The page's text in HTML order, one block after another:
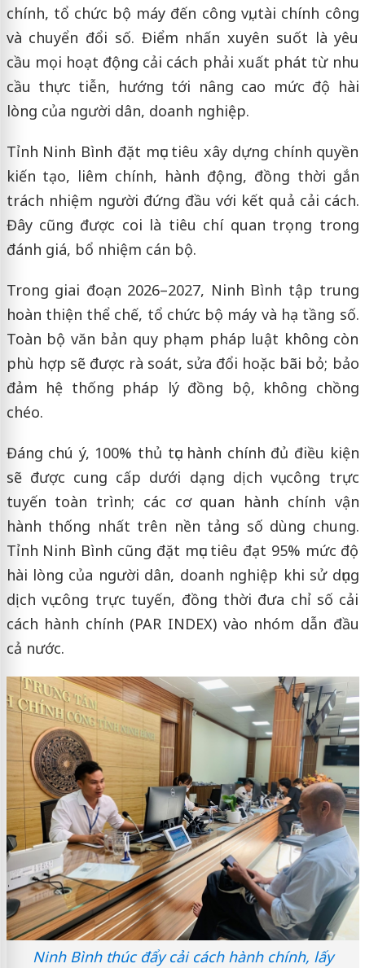
chính, tổ chức bộ máy đến công vụ, tài chính công
và chuyển đổi số. Điểm nhấn xuyên suốt là yêu
cầu mọi hoạt động cải cách phải xuất phát từ nhu
cầu thực tiễn, hướng tới nâng cao mức độ hài
lòng của người dân, doanh nghiệp.
Tỉnh Ninh Bình đặt mục tiêu xây dựng chính quyền
kiến tạo, liêm chính, hành động, đồng thời gắn
trách nhiệm người đứng đầu với kết quả cải cách.
Đây cũng được coi là tiêu chí quan trọng trong
đánh giá, bổ nhiệm cán bộ.
Trong giai đoạn 2026–2027, Ninh Bình tập trung
hoàn thiện thể chế, tổ chức bộ máy và hạ tầng số.
Toàn bộ văn bản quy phạm pháp luật không còn
phù hợp sẽ được rà soát, sửa đổi hoặc bãi bỏ; bảo
đảm hệ thống pháp lý đồng bộ, không chồng
chéo.
Đáng chú ý, 100% thủ tục hành chính đủ điều kiện
sẽ được cung cấp dưới dạng dịch vụ công trực
tuyến toàn trình; các cơ quan hành chính vận
hành thống nhất trên nền tảng số dùng chung.
Tỉnh Ninh Bình cũng đặt mục tiêu đạt 95% mức độ
hài lòng của người dân, doanh nghiệp khi sử dụng
dịch vụ công trực tuyến, đồng thời đưa chỉ số cải
cách hành chính (PAR INDEX) vào nhóm dẫn đầu
cả nước.
Ninh Bình thúc đẩy cải cách hành chính, lấy